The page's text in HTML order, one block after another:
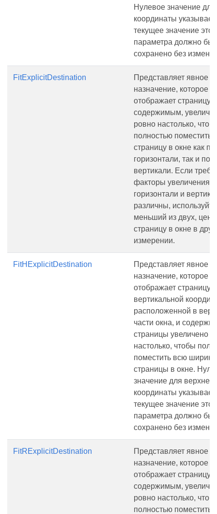
Нулевое значение
координаты
текущее значение
параметра должно
сохранено без
FitExplicitDestination
Представляет явное
назначение, которое
отображает страницу
содержимым,
ровно настолько,
полностью поместить
страницу в окне как по
горизонтали, так и по
вертикали. Если
факторы увеличения
горизонтали и
различны, используйте
меньший из двух,
страницу в окне в
измерении.
FitHExplicitDestination
Представляет явное
назначение, которое
отображает страницу с
вертикальной
расположенной в
части окна, и
страницы увеличено
настолько, чтобы
поместить всю ширину
страницы в окне.
значение для верхней
координаты
текущее значение
параметра должно
сохранено без
FitRExplicitDestination
Представляет явное
назначение, которое
отображает страницу
содержимым,
ровно настолько,
полностью поместить